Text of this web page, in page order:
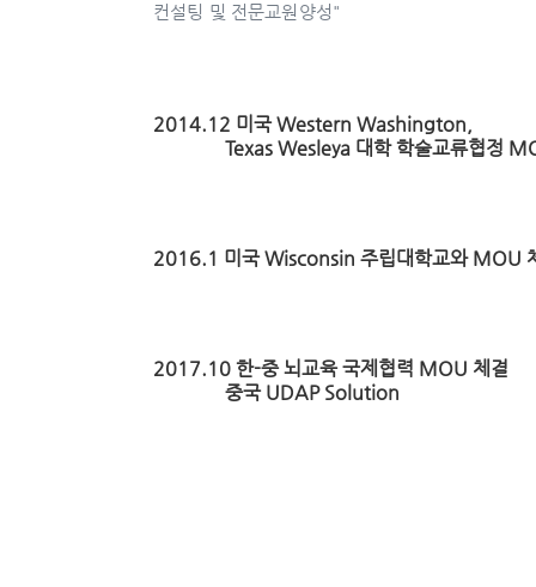
컨설팅 및 전문교원양성"
2014.12 미국 Western Washington,
Texas Wesleya 대학 학술교류협정
2016.1 미국 Wisconsin 주립대학교와 MOU
2017.10 한-중 뇌교육 국제협력 MOU 체결
중국 UDAP Solution